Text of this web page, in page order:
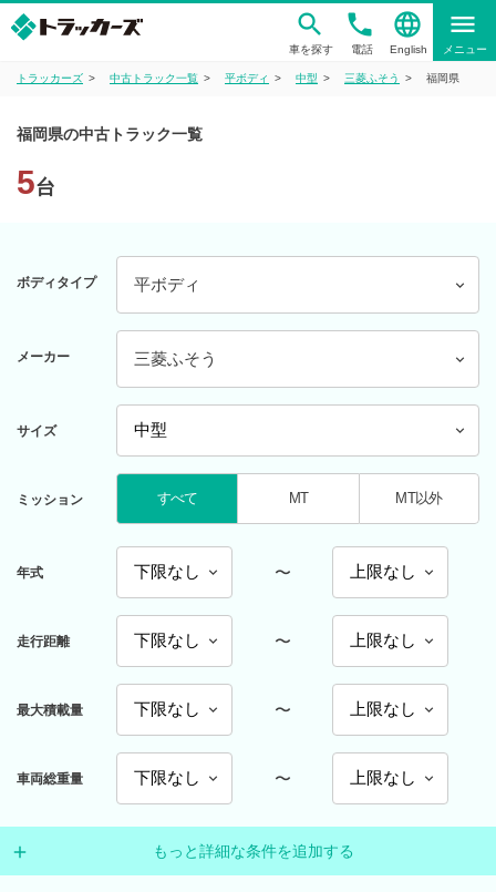
車を探す
phone
電話
language
English
menu
メニュー
トラッカーズ 中古トラック一覧 平ボディ 中型 三菱ふそう 福岡県
福岡県の中古トラック一覧
5台
ボディタイプ 平ボディ
メーカー 三菱ふそう
サイズ
ミッション すべて MT MT以外
年式 〜
走行距離 〜
最大積載量 〜
車両総重量 〜
もっと詳細な条件を追加する